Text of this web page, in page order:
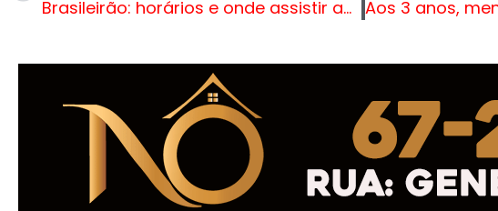
Brasileirão: horários e onde assistir aos jogos da 15ª rodada